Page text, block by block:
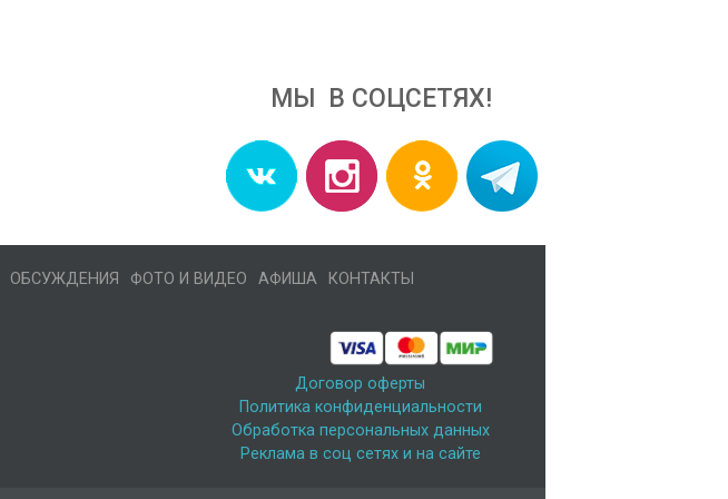
МЫ В СОЦСЕТЯХ!
ОБСУЖДЕНИЯ ФОТО И ВИДЕО АФИША КОНТАКТЫ
Договор оферты
Политика конфиденциальности
Обработка персональных данных
Реклама в соц сетях и на сайте